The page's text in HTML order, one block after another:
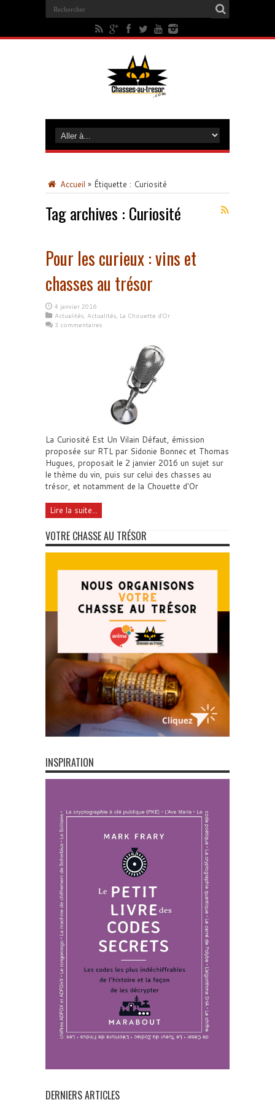
Accueil » Étiquette : Curiosité
Tag archives : Curiosité
Pour les curieux : vins et
chasses au trésor
4 janvier 2016
Actualités, Actualités, La Chouette d'Or
3 commentaires
La Curiosité Est Un Vilain Défaut, émission
proposée sur RTL par Sidonie Bonnec et Thomas
Hugues, proposait le 2 janvier 2016 un sujet sur
le thème du vin, puis sur celui des chasses au
trésor, et notamment de la Chouette d'Or
Lire la suite...
VOTRE CHASSE AU TRÉSOR
INSPIRATION
DERNIERS ARTICLES